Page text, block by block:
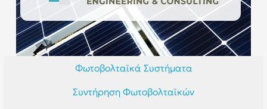
Φωτοβολταϊκά Συστήματα
Συντήρηση Φωτοβολταϊκών